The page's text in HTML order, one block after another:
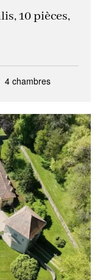
10 pièces,
4 chambres